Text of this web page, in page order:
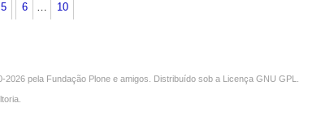
5 6 10
2026 pela Fundação Plone e amigos. Distribuído sob a Licença GNU GPL